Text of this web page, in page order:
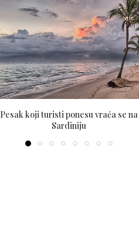
Pesak koji turisti ponesu vraća se na
Sardiniju